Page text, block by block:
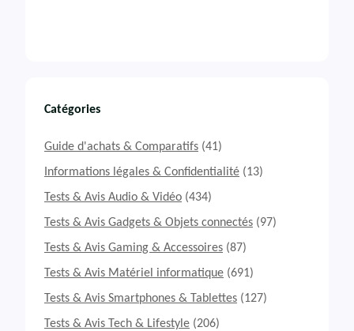
Catégories
Guide d'achats & Comparatifs (41)
Informations légales & Confidentialité (13)
Tests & Avis Audio & Vidéo (434)
Tests & Avis Gadgets & Objets connectés (97)
Tests & Avis Gaming & Accessoires (87)
Tests & Avis Matériel informatique (691)
Tests & Avis Smartphones & Tablettes (127)
Tests & Avis Tech & Lifestyle (206)